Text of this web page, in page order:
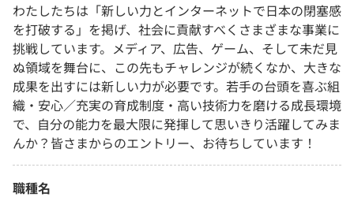
わたしたちは「新しい力とインターネットで日本の閉塞感
を打破する」を掲げ、社会に貢献すべくさまざまな事業に
挑戦しています。メディア、広告、ゲーム、そして未だ見
ぬ領域を舞台に、この先もチャレンジが続くなか、大きな
成果を出すには新しい力が必要です。若手の台頭を喜ぶ組
織・安心／充実の育成制度・高い技術力を磨ける成長環境
で、自分の能力を最大限に発揮して思いきり活躍してみま
んか？皆さまからのエントリー、お待ちしています！
職種名